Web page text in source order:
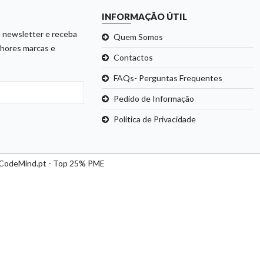
newsletter e receba
marcas e
INFORMAÇÃO ÚTIL
Quem Somos
Contactos
FAQs- Perguntas Frequentes
Pedido de Informação
Politica de Privacidade
- Top 25% PME